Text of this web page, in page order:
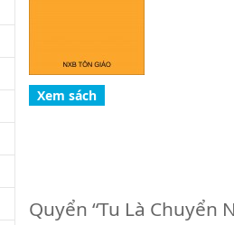
Quyển “Tu Là